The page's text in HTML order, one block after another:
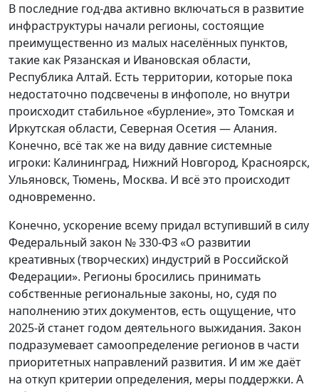
В последние год-два активно включаться в развитие
инфраструктуры начали регионы, состоящие
преимущественно из малых населённых пунктов,
такие как Рязанская и Ивановская области,
Республика Алтай. Есть территории, которые пока
недостаточно подсвечены в инфополе, но внутри
происходит стабильное «бурление», это Томская и
Иркутская области, Северная Осетия — Алания.
Конечно, всё так же на виду давние системные
игроки: Калининград, Нижний Новгород, Красноярск,
Ульяновск, Тюмень, Москва. И всё это происходит
одновременно.
Конечно, ускорение всему придал вступивший в силу
Федеральный закон № 330-ФЗ «О развитии
креативных (творческих) индустрий в Российской
Федерации». Регионы бросились принимать
собственные региональные законы, но, судя по
наполнению этих документов, есть ощущение, что
2025-й станет годом деятельного выжидания. Закон
подразумевает самоопределение регионов в части
приоритетных направлений развития. И им же даёт
на откуп критерии определения, меры поддержки. А